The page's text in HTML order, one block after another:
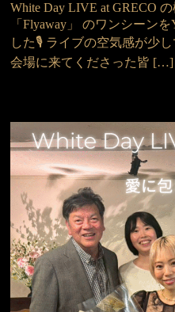
White Day LIVE at GRECO
「Flyaway」 のワンシーン
した🎙️ ライブの空気感が少
会場に来てくださった皆 […]